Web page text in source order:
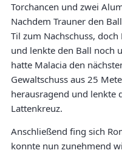
Torchancen und zwei
Nachdem Trauner den
Til zum Nachschuss,
und lenkte den Ball noch
hatte Malacia den
Gewaltschuss aus 25
herausragend und lenkte
Lattenkreuz.
Anschließend fing sich
konnte nun zunehmend